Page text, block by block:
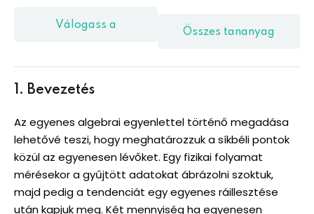
Válogass a
Összes tananyag
csomagban!
1. Bevezetés
Az egyenes algebrai egyenlettel történő megadása
lehetővé teszi, hogy meghatározzuk a síkbéli pontok
közül az egyenesen lévőket. Egy fizikai folyamat
mérésekor a gyűjtött adatokat ábrázolni szoktuk,
majd pedig a tendenciát egy egyenes ráillesztése
után kapjuk meg. Két mennyiség ha egyenesen